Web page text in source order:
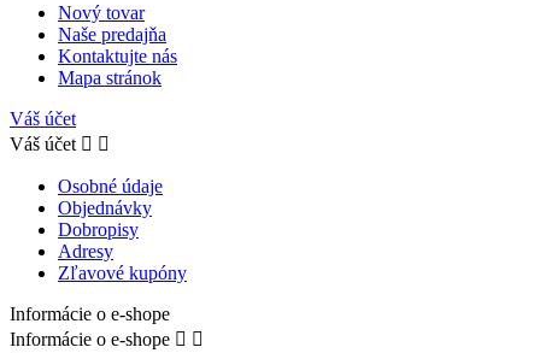
Nový tovar
Naše predajňa
Kontaktujte nás
Mapa stránok
Váš účet
Váš účet  
Osobné údaje
Objednávky
Dobropisy
Adresy
Zľavové kupóny
Informácie o e-shope
Informácie o e-shope  